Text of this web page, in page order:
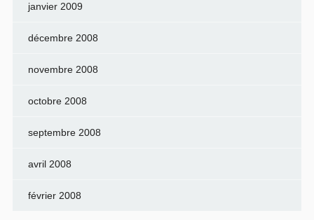
janvier 2009
décembre 2008
novembre 2008
octobre 2008
septembre 2008
avril 2008
février 2008